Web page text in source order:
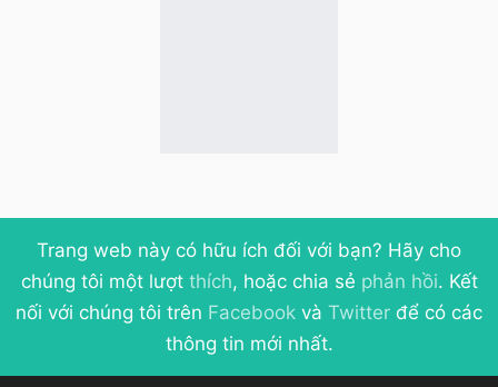
Trang web này có hữu ích đối với bạn? Hãy cho
chúng tôi một lượt thích, hoặc chia sẻ phản hồi. Kết
nối với chúng tôi trên Facebook và Twitter để có các
thông tin mới nhất.